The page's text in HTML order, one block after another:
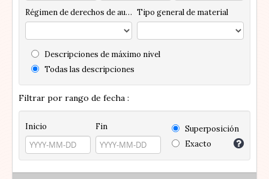
Régimen de derechos de autor Tipo general de material
Descripciones de máximo nivel
Todas las descripciones
Filtrar por rango de fecha :
Inicio Fin
Superposición
Exacto